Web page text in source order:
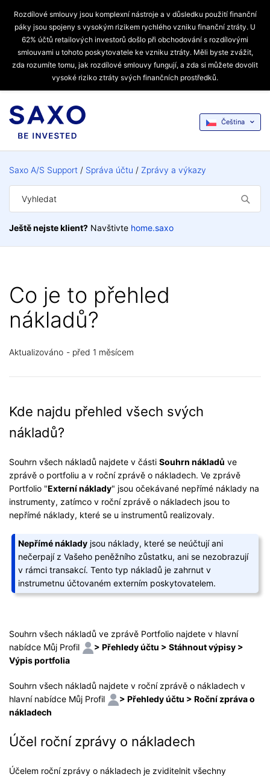
Rozdílové smlouvy jsou komplexní nástroje a v důsledku použití finanční
páky jsou spojeny s vysokým rizikem rychlého vzniku finanční ztráty. U
62% účtů retailových investorů došlo při obchodování s rozdílovými
smlouvami u tohoto poskytovatele ke vzniku ztráty. Měli byste zvážit,
zda rozumíte tomu, jak rozdílové smlouvy fungují, a zda si můžete dovolit
vysoké riziko ztráty svých finančních prostředků.
Čeština
Saxo A/S Support Správa účtu Zprávy a výkazy
Ještě nejste klient? Navštivte home.saxo
Co je to přehled
nákladů?
Aktualizováno před 1 měsícem
Kde najdu přehled všech svých
nákladů?
Souhrn všech nákladů najdete v části Souhrn nákladů ve
zprávě o portfoliu a v roční zprávě o nákladech. Ve zprávě
Portfolio "Externí náklady" jsou očekávané nepřímé náklady na
instrumenty, zatímco v roční zprávě o nákladech jsou to
nepřímé náklady, které se u instrumentů realizovaly.
Nepřímé náklady jsou náklady, které se neúčtují ani
nečerpají z Vašeho peněžního zůstatku, ani se nezobrazují
v rámci transakcí. Tento typ nákladů je zahrnut v
instrumetnu účtovaném externím poskytovatelem.
Souhrn všech nákladů ve zprávě Portfolio najdete v hlavní
nabídce Můj Profil
> Přehledy účtu > Stáhnout výpisy >
Výpis portfolia
Souhrn všech nákladů najdete v roční zprávě o nákladech v
hlavní nabídce Můj Profil
> Přehledy účtu > Roční zpráva o
nákladech
Účel roční zprávy o nákladech
Účelem roční zprávy o nákladech je zviditelnit všechny